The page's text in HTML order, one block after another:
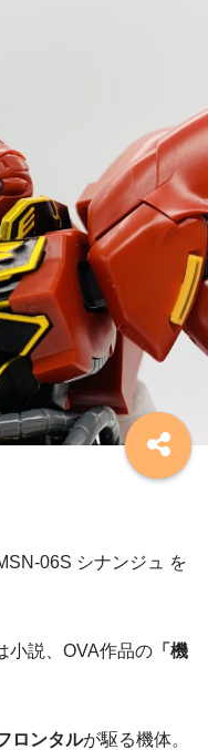
06S シナンジュ を
小説、OVA作品の 「機
ロンタルが駆る機体。